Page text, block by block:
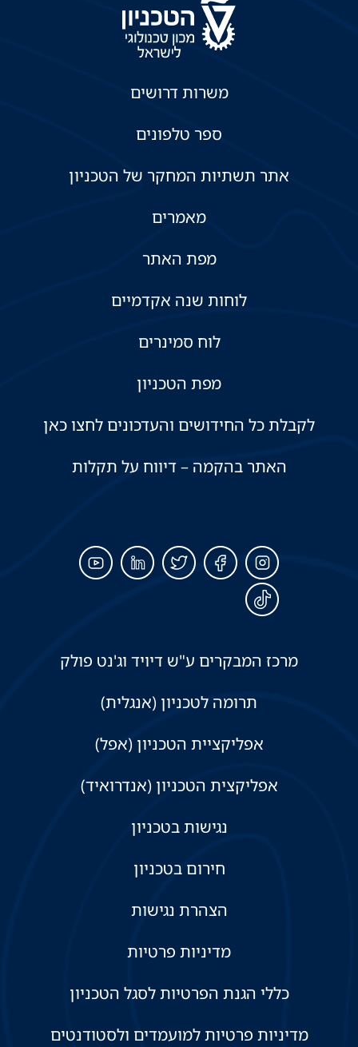
משרות דרושים
ספר טלפונים
אתר תשתיות המחקר של הטכניון
מאמרים
מפת האתר
לוחות שנה אקדמיים
לוח סמינרים
מפת הטכניון
לקבלת כל החידושים והעדכונים לחצו כאן
האתר בהקמה – דיווח על תקלות
מרכז המבקרים ע"ש דיויד וג'נט פולק
תרומה לטכניון (אנגלית)
אפליקציית הטכניון (אפל)
אפליקצית הטכניון (אנדרואיד)
נגישות בטכניון
חירום בטכניון
הצהרת נגישות
מדיניות פרטיות
כללי הגנת הפרטיות לסגל הטכניון
מדיניות פרטיות למועמדים ולסטודנטים